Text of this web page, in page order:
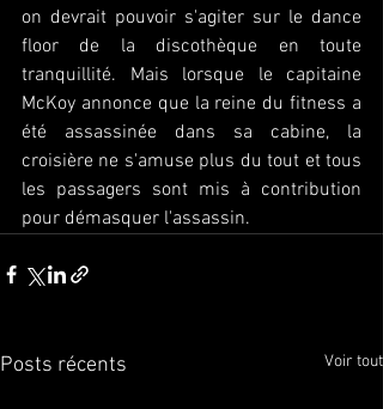
on devrait pouvoir s'agiter sur le dance
floor de la discothèque en toute
tranquillité. Mais lorsque le capitaine
McKoy annonce que la reine du fitness a
été assassinée dans sa cabine, la
croisière ne s'amuse plus du tout et tous
les passagers sont mis à contribution
pour démasquer l'assassin.
Posts récents Voir tout